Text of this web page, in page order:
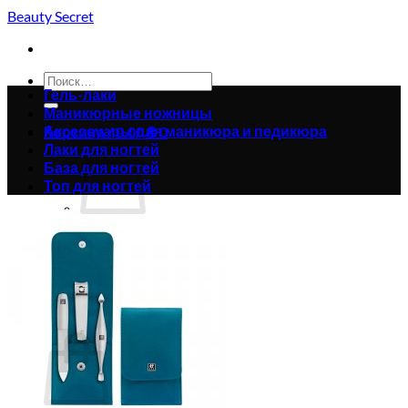
Skip
content
Beauty Secret
Искать:
Корзина /0.00₴0
Корзина пуста.
Вернуться в магазин
Корзина
Гель-лаки
Маникюрные ножницы
Аксессуары для маникюра и педикюра
Лаки для ногтей
База для ногтей
Топ для ногтей